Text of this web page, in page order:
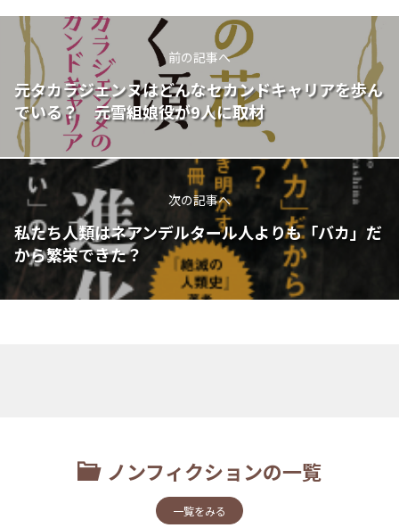
前の記事へ
元タカラジェンヌはどんなセカンドキャリアを歩ん
でいる？ 元雪組娘役が9人に取材
次の記事へ
私たち人類はネアンデルタール人よりも「バカ」だ
から繁栄できた？
ノンフィクションの一覧
一覧をみる